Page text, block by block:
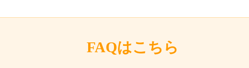
FAQはこちら